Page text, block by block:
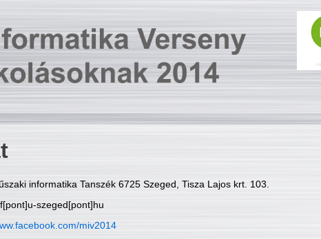
informatika Tanszék 6725 Szeged, Tisza Lajos krt. 103.
szeged[pont]hu
miv2014